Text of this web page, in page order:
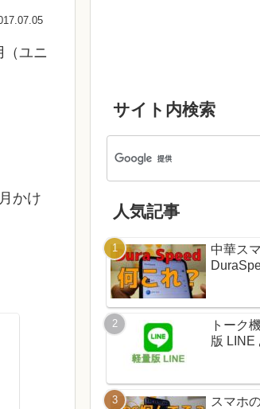
ユニ
かけ
サイト内検索
人気記事
中華ス
トーク
版 LINE
スマホ